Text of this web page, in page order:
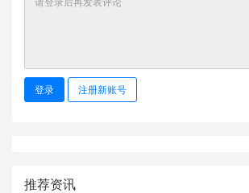
登录 注册新账号
推荐资讯